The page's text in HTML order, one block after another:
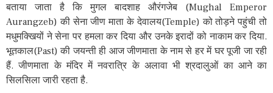
बताया जाता है कि मुगल बादशाह औरंगजेब (Mughal Emperor
Aurangzeb) की सेना जीण माता के देवालय(Temple) को तोड़ने पहुंची तो
मधुमक्खियों ने सेना पर हमला कर दिया और उनके इरादों को नाकाम कर दिया.
भूतकाल(Past) की जयन्‍ती ही आज जीणमाता के नाम से हर में घर पूजी जा रही
हैं. जीणमाता के मंदिर में नवरात्रि के अलावा भी श्रदालुओं का आने का
सिलसिला जारी रहता है.